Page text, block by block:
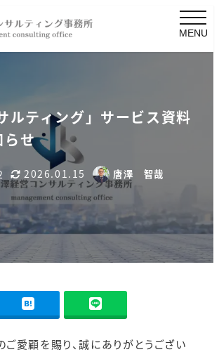
MENU
ルティング」サービス資料
らせ
更新日
2026.01.15
著
者
唐澤 智哉
愛顧を賜り、誠にありがとうござい